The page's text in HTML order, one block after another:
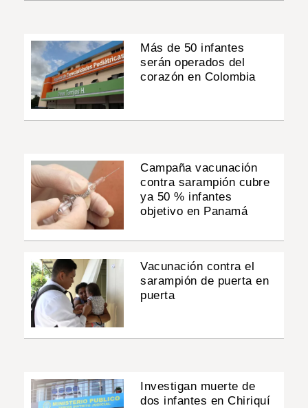
Más de 50 infantes
serán operados del
corazón en Colombia
Campaña vacunación
contra sarampión cubre
ya 50 % infantes
objetivo en Panamá
Vacunación contra el
sarampión de puerta en
puerta
Investigan muerte de
dos infantes en Chiriquí